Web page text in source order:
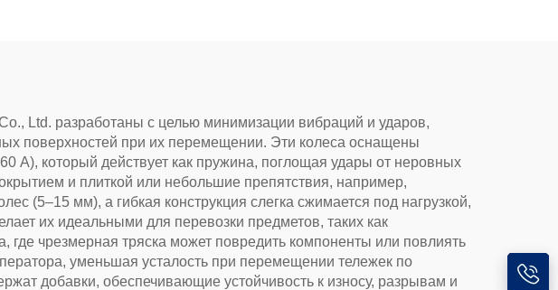
Ltd. разработаны с целью минимизации вибраций и ударов,
поверхностей при их перемещении. Эти колеса оснащены
А), который действует как пружина, поглощая удары от неровных
и плиткой или небольшие препятствия, например,
(5–15 мм), а гибкая конструкция слегка сжимается под нагрузкой,
их идеальными для перевозки предметов, таких как
где чрезмерная тряска может повредить компоненты или повлиять
уменьшая усталость при перемещении тележек по
добавки, обеспечивающие устойчивость к износу, разрывам и